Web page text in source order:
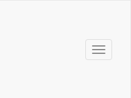
Toggle